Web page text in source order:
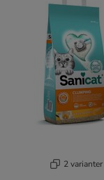
2 varianter